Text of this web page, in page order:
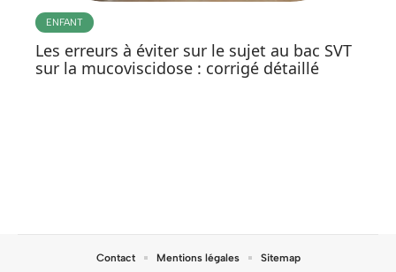
ENFANT
Les erreurs à éviter sur le sujet au bac SVT
sur la mucoviscidose : corrigé détaillé
Contact Mentions légales Sitemap